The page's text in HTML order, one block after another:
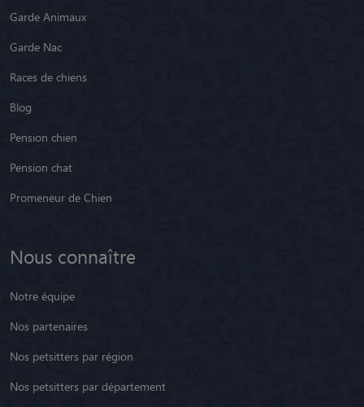
Garde Animaux
Garde Nac
Races de chiens
Blog
Pension chien
Pension chat
Promeneur de Chien
Nous connaître
Notre équipe
Nos partenaires
Nos petsitters par région
Nos petsitters par département